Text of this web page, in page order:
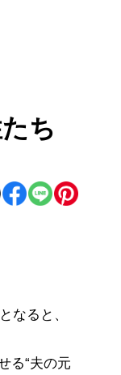
ち
なると、
る“夫の元